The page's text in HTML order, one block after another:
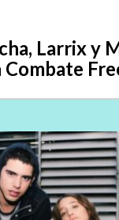
Larrix y